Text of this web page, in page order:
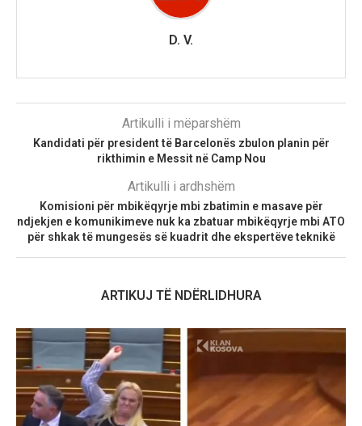
D. V.
Artikulli i mëparshëm
Kandidati për president të Barcelonës zbulon planin për
rikthimin e Messit në Camp Nou
Artikulli i ardhshëm
Komisioni për mbikëqyrje mbi zbatimin e masave për
ndjekjen e komunikimeve nuk ka zbatuar mbikëqyrje mbi ATO
për shkak të mungesës së kuadrit dhe ekspertëve teknikë
ARTIKUJ TË NDËRLIDHURA